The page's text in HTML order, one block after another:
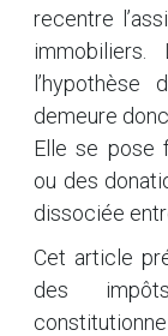
recentre
l’hypothèse
demeure
Elle se pose
ou des
dissociée
Cet article
des